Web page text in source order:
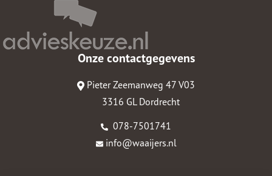
Onze contactgegevens
Pieter Zeemanweg 47 V03
3316 GL Dordrecht
078-7501741
info@waaijers.nl